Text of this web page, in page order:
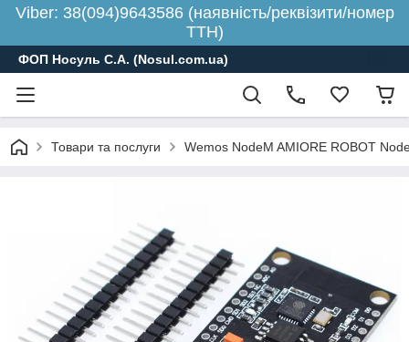
Viber: 38(094)9643586 (наявність/реквізити/номер
ТТН)
ФОП Носуль С.А. (Nosul.com.ua)
Товари та послуги Wemos NodeM AMIORE ROBOT